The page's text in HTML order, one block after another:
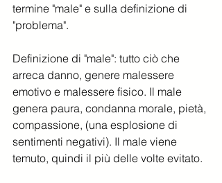
termine "male" e sulla definizione di
"problema".
Definizione di "male": tutto ciò che
arreca danno, genere malessere
emotivo e malessere fisico. Il male
genera paura, condanna morale, pietà,
compassione, (una esplosione di
sentimenti negativi). Il male viene
temuto, quindi il più delle volte evitato.